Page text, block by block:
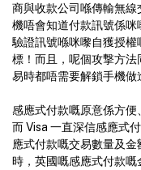
商與收款公司喺傳輸無
機唔會知道付款訊號係
驗證訊號喺咪嚟自獲授權
標！而且，呢個攻撃方
易時都唔需要解鎖手機做
感應式付款嘅原意係方便
而 Visa 一直深信感應式
應式付款嘅交易數量及
時，英國嘅感應式付款